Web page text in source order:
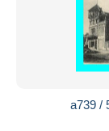
a739 /